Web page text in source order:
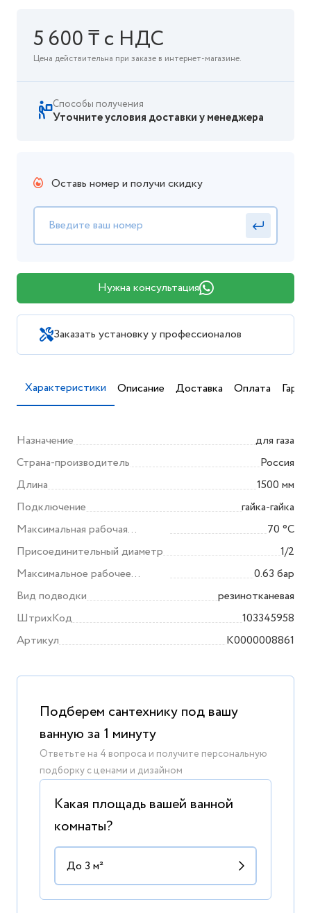
5 600 ₸ с НДС
Цена действительна при заказе в интернет-магазине.
Способы получения
Уточните условия доставки у менеджера
Оставь номер и получи скидку
Нужна консультация
Заказать установку у профессионалов
Характеристики Описание Доставка Оплата
Назначение
для газа
Страна-производитель
Россия
Длина
1500 мм
Подключение
гайка-гайка
Максимальная рабочая
температура
70 °С
Присоединительный диаметр
1/2
Максимальное рабочее
давление
0.63 бар
Вид подводки
резинотканевая
ШтрихКод
103345958
Артикул
K0000008861
Подберем сантехнику под вашу
ванную за 1 минуту
Ответьте на 4 вопроса и получите персональную
подборку с ценами и дизайном
Какая площадь вашей ванной
комнаты?